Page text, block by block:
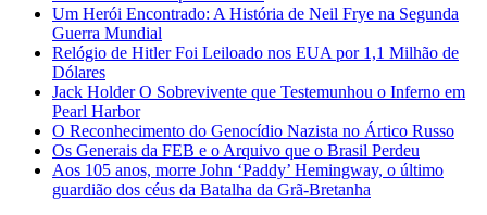
Um Herói Encontrado: A História de Neil Frye na Segunda
Guerra Mundial
Relógio de Hitler Foi Leiloado nos EUA por 1,1 Milhão de
Dólares
Jack Holder O Sobrevivente que Testemunhou o Inferno em
Pearl Harbor
O Reconhecimento do Genocídio Nazista no Ártico Russo
Os Generais da FEB e o Arquivo que o Brasil Perdeu
Aos 105 anos, morre John ‘Paddy’ Hemingway, o último
guardião dos céus da Batalha da Grã-Bretanha